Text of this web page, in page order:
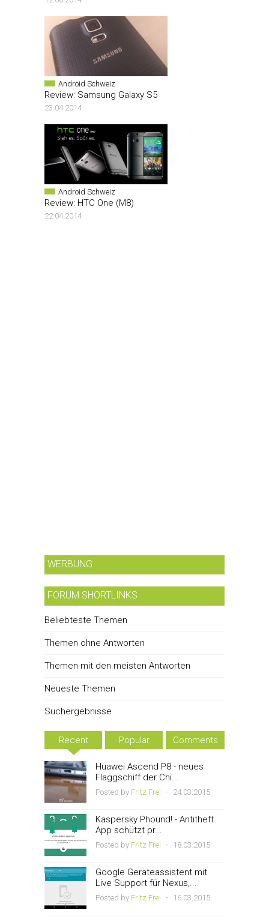
Android Schweiz
Review: Samsung Galaxy S5
23.04.2014
Android Schweiz
Review: HTC One (M8)
22.04.2014
WERBUNG
FORUM SHORTLINKS
Beliebteste Themen
Themen ohne Antworten
Themen mit den meisten Antworten
Neueste Themen
Suchergebnisse
Recent Popular Comments
Huawei Ascend P8 - neues
Flaggschiff der Chi...
Posted by Fritz Frei - 24.03.2015
Kaspersky Phound! - Antitheft
App schützt pr...
Posted by Fritz Frei - 18.03.2015
Google Geräteassistent mit
Live Support für Nexus,...
Posted by Fritz Frei - 16.03.2015